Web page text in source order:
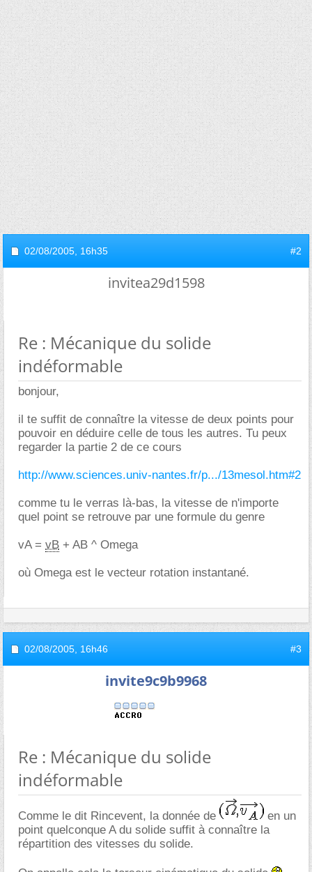
02/08/2005, 16h35 #2
invitea29d1598
Re : Mécanique du solide
indéformable
bonjour,
il te suffit de connaître la vitesse de deux points pour
pouvoir en déduire celle de tous les autres. Tu peux
regarder la partie 2 de ce cours
http://www.sciences.univ-nantes.fr/p.../13mesol.htm#2
comme tu le verras là-bas, la vitesse de n'importe
quel point se retrouve par une formule du genre
vA = vB + AB ^ Omega
où Omega est le vecteur rotation instantané.
02/08/2005, 16h46 #3
invite9c9b9968
Re : Mécanique du solide
indéformable
Comme le dit Rincevent, la donnée de
en un
point quelconque A du solide suffit à connaître la
répartition des vitesses du solide.